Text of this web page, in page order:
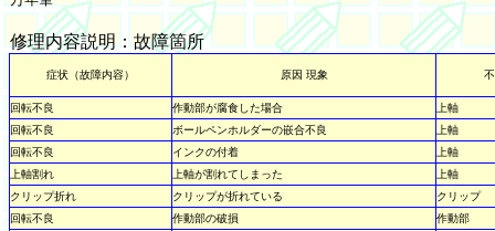
修理内容説明：故障箇所
症状（故障内容） 原因 現象
回転不良 作動部が腐食した場合
上軸
回転不良
ボールペンホルダーの嵌合不良
上軸
回転不良
インクの付着
上軸
上軸割れ
上軸が割れてしまった
上軸
クリップ折れ
クリップが折れている
クリップ
回転不良
作動部の破損
作動部